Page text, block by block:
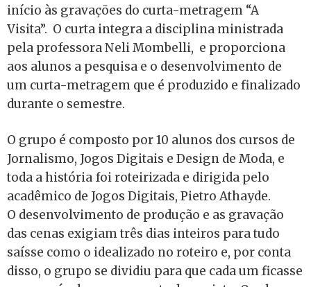
início às gravações do curta-metragem “A
Visita”. O curta integra a disciplina ministrada
pela professora Neli Mombelli, e proporciona
aos alunos a pesquisa e o desenvolvimento de
um curta-metragem que é produzido e finalizado
durante o semestre.
O grupo é composto por 10 alunos dos cursos de
Jornalismo, Jogos Digitais e Design de Moda, e
toda a história foi roteirizada e dirigida pelo
acadêmico de Jogos Digitais, Pietro Athayde.
O desenvolvimento de produção e as gravação
das cenas exigiam três dias inteiros para tudo
saísse como o idealizado no roteiro e, por conta
disso, o grupo se dividiu para que cada um ficasse